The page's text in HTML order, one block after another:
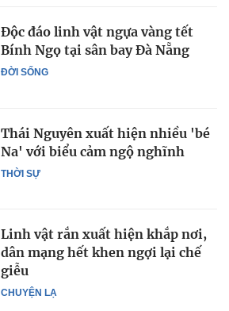
ĐỜI SỐNG
Độc đáo linh vật ngựa vàng tết
Bính Ngọ tại sân bay Đà Nẵng
THỜI SỰ
Thái Nguyên xuất hiện nhiều 'bé
Na' với biểu cảm ngộ nghĩnh
CHUYỆN LẠ
Linh vật rắn xuất hiện khắp nơi,
dân mạng hết khen ngợi lại chế
giễu